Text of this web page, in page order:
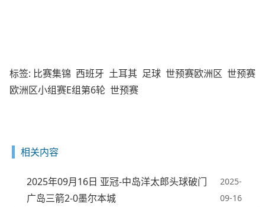
标签: 比赛集锦 西班牙 土耳其 足球 世预赛欧洲区 世预赛
欧洲区小组赛E组第6轮 世预赛
相关内容
2025年09月16日 亚冠-中岛洋太郎头球破门
广岛三箭2-0墨尔本城
2025-
09-16